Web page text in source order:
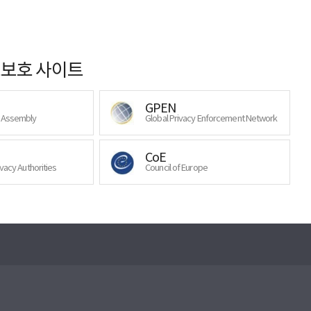
호 사이트
GPEN
Global Privacy Enforcement Network
Authorities
CoE
Council of Europe